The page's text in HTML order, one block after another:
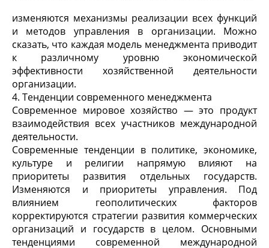
изменяются механизмы реализации всех функций
и методов управления в организации. Можно
сказать, что каждая модель менеджмента приводит
к различному уровню экономической
эффективности хозяйственной деятельности
организации.
4. Тенденции современного менеджмента
Современное мировое хозяйство — это продукт
взаимодействия всех участников международной
деятельности.
Современные тенденции в политике, экономике,
культуре и религии напрямую влияют на
приоритеты развития отдельных государств.
Изменяются и приоритеты управления. Под
влиянием геополитических факторов
корректируются стратегии развития коммерческих
организаций и государств в целом. Основными
тенденциями современной международной